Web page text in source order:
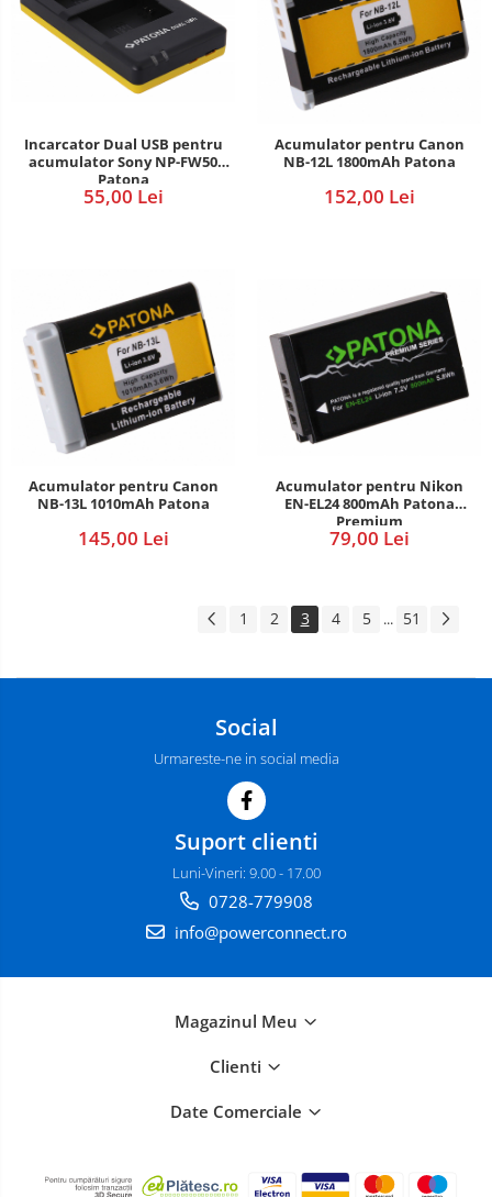
Incarcator Dual USB pentru
acumulator Sony NP-FW50
Patona
55,00 Lei
Acumulator pentru Canon
NB-12L 1800mAh Patona
152,00 Lei
Acumulator pentru Canon
NB-13L 1010mAh Patona
145,00 Lei
Acumulator pentru Nikon
EN-EL24 800mAh Patona
Premium
79,00 Lei
1 2 3 4 5 ... 51
Social
Urmareste-ne in social media
Suport clienti
Luni-Vineri: 9.00 - 17.00
0728-779908
info@powerconnect.ro
Magazinul Meu
Clienti
Date Comerciale